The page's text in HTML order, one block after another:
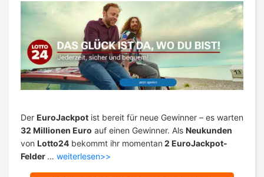
Der EuroJackpot ist bereit für neue Gewinner – es warten
32 Millionen Euro auf einen Gewinner. Als Neukunden
von Lotto24 bekommt ihr momentan 2 EuroJackpot-
Felder … weiterlesen>>